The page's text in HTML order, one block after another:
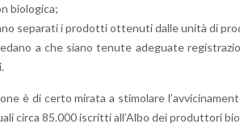
bio­lo­g­i­ca;
se­pa­ra­ti i pro­dot­ti ot­te­nu­ti dalle unità di
a che siano te­nu­te ade­gua­te
è di certo mi­ra­ta a sti­mo­la­re
circa 85.000 iscrit­ti al­l’Al­bo dei pro­dut­to­ri